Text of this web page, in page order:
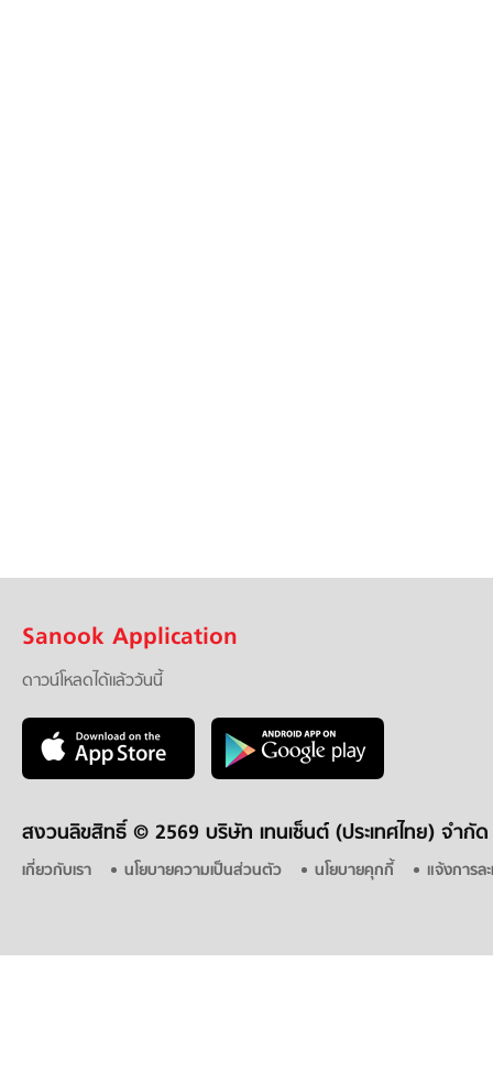
Sanook Application
ดาวน์โหลดได้แล้ววันนี้
สงวนลิขสิทธิ์ © 2569 บริษัท เทนเซ็นต์ (ประเทศไทย) จำกัด
เกี่ยวกับเรา นโยบายความเป็นส่วนตัว นโยบายคุกกี้ แจ้งการล